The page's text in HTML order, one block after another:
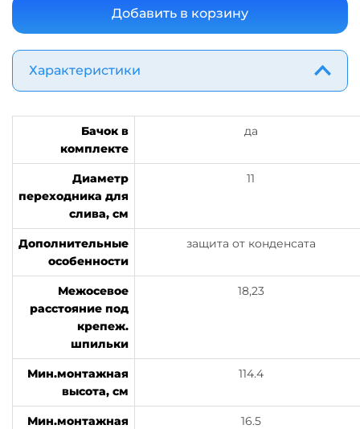
Характеристики
Бачок в
комплекте
да
Диаметр
переходника для
слива, см
11
Дополнительные
особенности
защита от конденсата
Межосевое
расстояние под
крепеж.
шпильки
18,23
Мин.монтажная
высота, см
114.4
Мин.монтажная
16.5